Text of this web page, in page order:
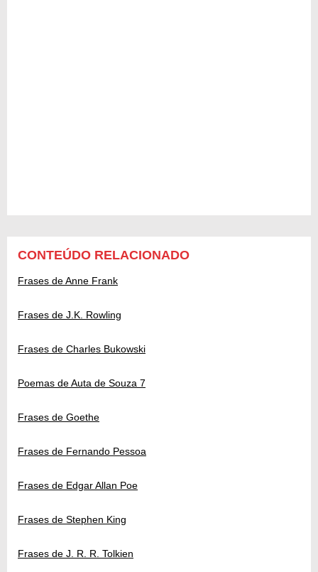
CONTEÚDO RELACIONADO
Frases de Anne Frank
Frases de J.K. Rowling
Frases de Charles Bukowski
Poemas de Auta de Souza 7
Frases de Goethe
Frases de Fernando Pessoa
Frases de Edgar Allan Poe
Frases de Stephen King
Frases de J. R. R. Tolkien